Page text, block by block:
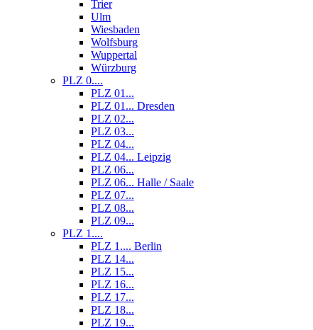
Trier
Ulm
Wiesbaden
Wolfsburg
Wuppertal
Würzburg
PLZ 0....
PLZ 01...
PLZ 01... Dresden
PLZ 02...
PLZ 03...
PLZ 04...
PLZ 04... Leipzig
PLZ 06...
PLZ 06... Halle / Saale
PLZ 07...
PLZ 08...
PLZ 09...
PLZ 1....
PLZ 1.... Berlin
PLZ 14...
PLZ 15...
PLZ 16...
PLZ 17...
PLZ 18...
PLZ 19...